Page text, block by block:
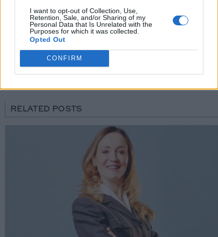
I want to opt-out of Collection, Use,
Retention, Sale, and/or Sharing of my
Personal Data that Is Unrelated with the
Purposes for which it was collected.
Opted Out
CONFIRM
Report ISCRIVITI
Share
RELATED POSTS